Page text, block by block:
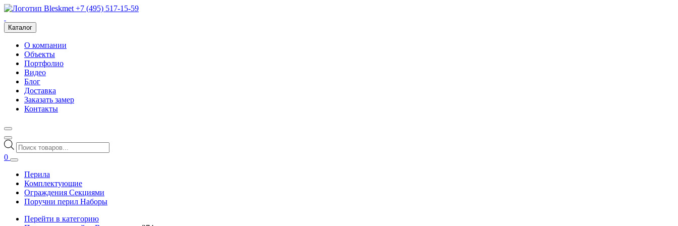
+7 (495) 517-15-59
Каталог
О компании
Объекты
Портфолио
Видео
Блог
Доставка
Заказать замер
Контакты
Поиск
товаров
0
Перила
Комплектующие
Ограждения Секциями
Поручни перил Наборы
Перейти в категорию